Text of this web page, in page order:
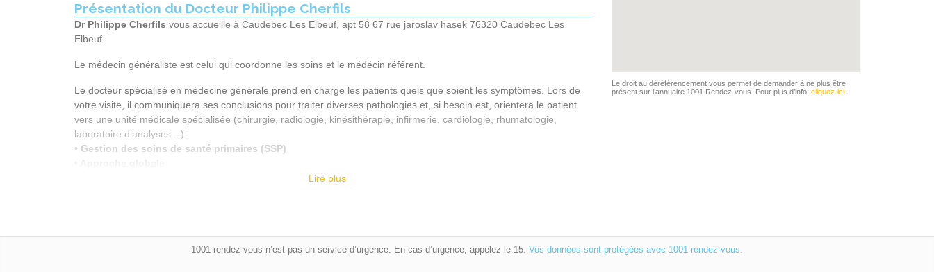
15h00
15h30
16h00
17h15
17h30
Présentation du Docteur Philippe Cherfils
Dr Philippe Cherfils vous accueille à Caudebec Les Elbeuf, apt 58 67 rue jaroslav hasek 76320 Caudebec Les
Elbeuf.
Le médecin généraliste est celui qui coordonne les soins et le médécin référent.
Le docteur spécialisé en médecine générale prend en charge les patients quels que soient les symptômes. Lors de
votre visite, il communiquera ses conclusions pour traiter diverses pathologies et, si besoin est, orientera le patient
vers une unité médicale spécialisée (chirurgie, radiologie, kinésithérapie, infirmerie, cardiologie, rhumatologie,
laboratoire d’analyses…) :
• Gestion des soins de santé primaires (SSP)
• Réalisation de certains soins (pansements, injections, petite chirurgie…)
Lire plus
Le droit au déréférencement vous permet de demander à ne plus être
présent sur l’annuaire 1001 Rendez-vous. Pour plus d’info,cliquez-ici
1001 rendez-vous n’est pas un service d’urgence. En cas d’urgence, appelez le 15. Vos données sont protégées avec 1001 rendez-vous.